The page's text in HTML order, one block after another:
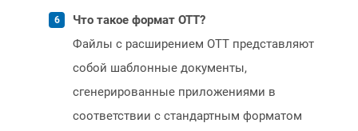
Что такое формат OTT?
Файлы с расширением OTT представляют
собой шаблонные документы,
сгенерированные приложениями в
соответствии с стандартным форматом